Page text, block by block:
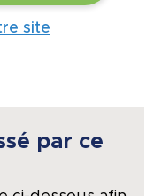
site
par ce